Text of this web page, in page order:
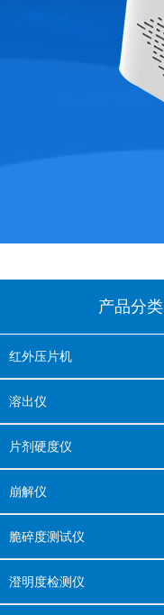
产品分类
红外压片机
溶出仪
片剂硬度仪
崩解仪
脆碎度测试仪
澄明度检测仪